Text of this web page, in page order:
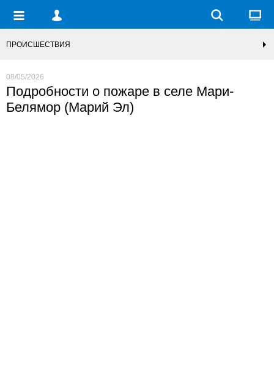
ПРОИСШЕСТВИЯ
08/05/2026
Подробности о пожаре в селе Мари-
Белямор (Марий Эл)